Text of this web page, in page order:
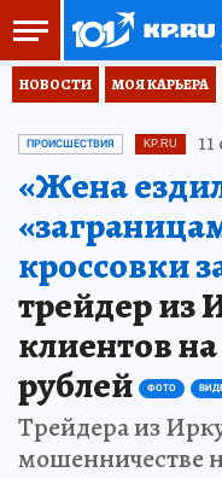
НОВОСТИ МОЯ КАРЬЕРА
ПРОИСШЕСТВИЯ KP.RU 11
«Жена
кроссовки
трейдер из
клиентов
рублей
ФОТО
Трейдера из
мошенничестве